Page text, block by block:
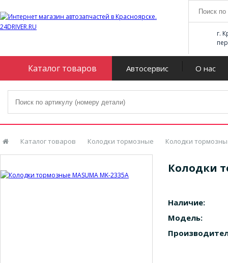
г.
Каталог товаров Автосервис О нас
Каталог товаров Колодки тормозные Колодки
Колодки
Наличие:
Модель: